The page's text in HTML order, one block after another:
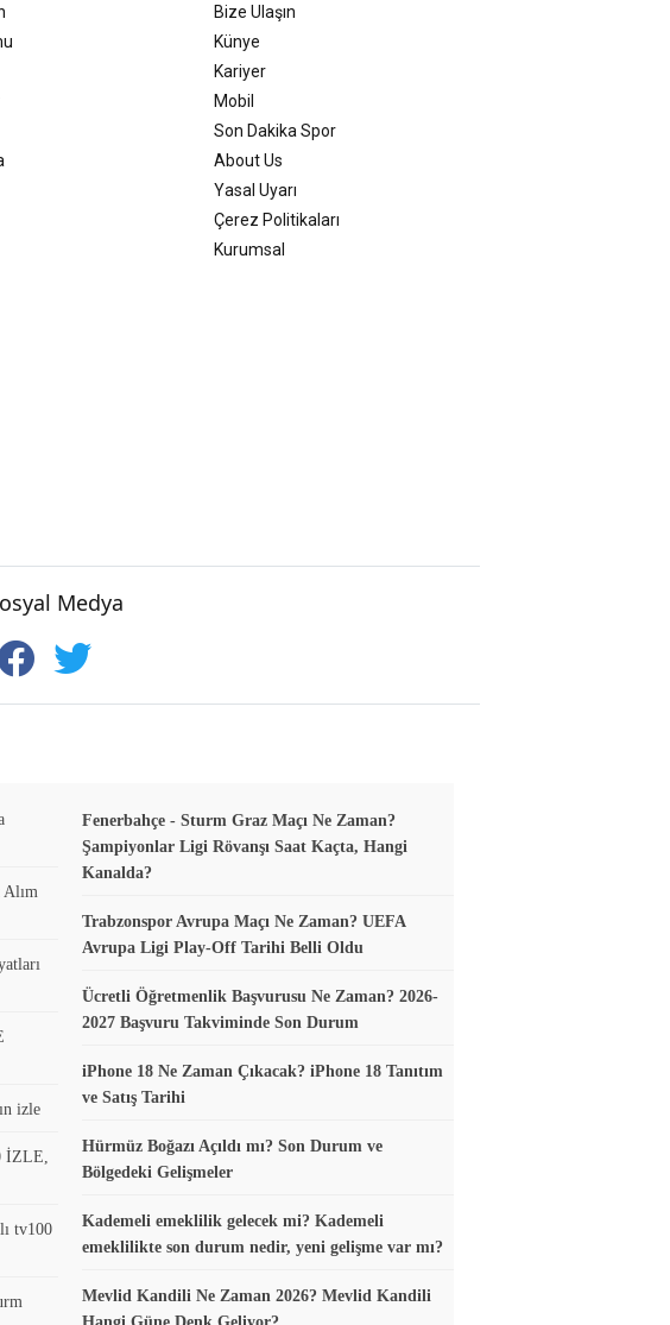
Bize Ulaşın
Künye
Kariyer
Mobil
Son Dakika Spor
About Us
Yasal Uyarı
Çerez Politikaları
Kurumsal
Medya
Alım
izle
İZLE,
tv100
Fenerbahçe - Sturm Graz Maçı Ne Zaman?
Şampiyonlar Ligi Rövanşı Saat Kaçta, Hangi
Kanalda?
Trabzonspor Avrupa Maçı Ne Zaman? UEFA
Avrupa Ligi Play-Off Tarihi Belli Oldu
Ücretli Öğretmenlik Başvurusu Ne Zaman? 2026-
2027 Başvuru Takviminde Son Durum
iPhone 18 Ne Zaman Çıkacak? iPhone 18 Tanıtım
ve Satış Tarihi
Hürmüz Boğazı Açıldı mı? Son Durum ve
Bölgedeki Gelişmeler
Kademeli emeklilik gelecek mi? Kademeli
emeklilikte son durum nedir, yeni gelişme var mı?
Mevlid Kandili Ne Zaman 2026? Mevlid Kandili